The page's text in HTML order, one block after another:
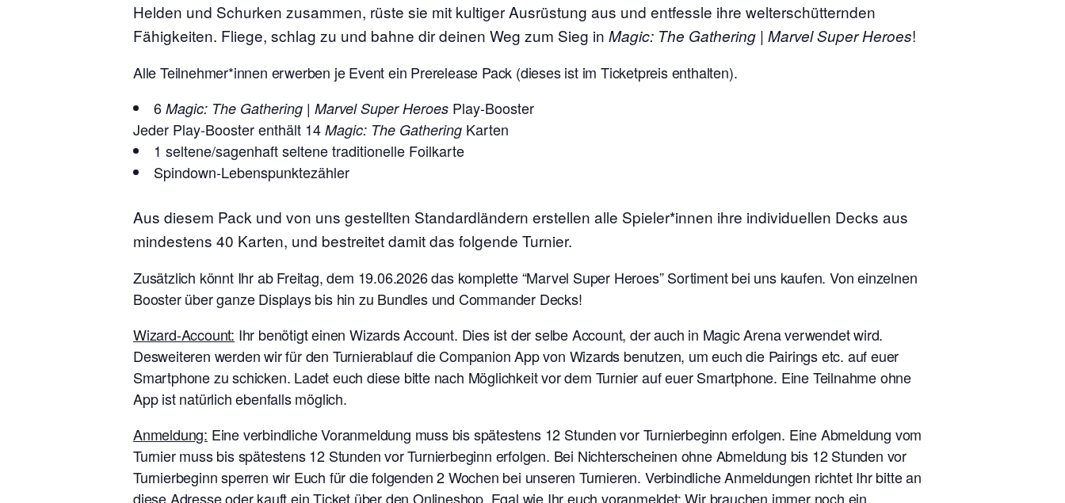
Helden und Schurken zusammen, rüste sie mit kultiger Ausrüstung aus und entfessle ihre welterschütternden
Fähigkeiten. Fliege, schlag zu und bahne dir deinen Weg zum Sieg in Magic: The Gathering | Marvel Super Heroes!
Alle Teilnehmer*innen erwerben je Event ein Prerelease Pack (dieses ist im Ticketpreis enthalten).
6 Magic: The Gathering | Marvel Super Heroes Play-Booster
Jeder Play-Booster enthält 14 Magic: The Gathering Karten
1 seltene/sagenhaft seltene traditionelle Foilkarte
Spindown-Lebenspunktezähler
Aus diesem Pack und von uns gestellten Standardländern erstellen alle Spieler*innen ihre individuellen Decks aus
mindestens 40 Karten, und bestreitet damit das folgende Turnier.
Zusätzlich könnt Ihr ab Freitag, dem 19.06.2026 das komplette “Marvel Super Heroes” Sortiment bei uns kaufen. Von einzelnen
Booster über ganze Displays bis hin zu Bundles und Commander Decks!
Wizard-Account: Ihr benötigt einen Wizards Account. Dies ist der selbe Account, der auch in Magic Arena verwendet wird.
Desweiteren werden wir für den Turnierablauf die Companion App von Wizards benutzen, um euch die Pairings etc. auf euer
Smartphone zu schicken. Ladet euch diese bitte nach Möglichkeit vor dem Turnier auf euer Smartphone. Eine Teilnahme ohne
App ist natürlich ebenfalls möglich.
Anmeldung: Eine verbindliche Voranmeldung muss bis spätestens 12 Stunden vor Turnierbeginn erfolgen. Eine Abmeldung vom
Turnier muss bis spätestens 12 Stunden vor Turnierbeginn erfolgen. Bei Nichterscheinen ohne Abmeldung bis 12 Stunden vor
Turnierbeginn sperren wir Euch für die folgenden 2 Wochen bei unseren Turnieren. Verbindliche Anmeldungen richtet Ihr bitte an
dieseAdresse oder kauft ein Ticket über den Onlineshop. Egal wie Ihr euch voranmeldet: Wir brauchen immer noch ein